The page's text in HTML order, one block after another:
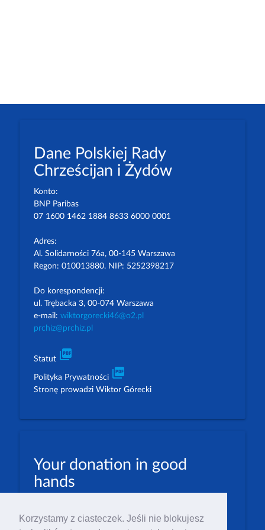
Korzystamy z ciasteczek. Jeśli nie blokujesz
Dane Polskiej Rady
Chrześcijan i Żydów
Konto:
BNP Paribas
07 1600 1462 1884 8633 6000 0001
Adres:
Al. Solidarności 76a, 00-145 Warszawa
Regon: 010013880. NIP: 5252398217
Do korespondencji:
ul. Trębacka 3, 00-074 Warszawa
e-mail: wiktorgorecki46@o2.pl
prchiz@prchiz.pl
Statut picture_as_pdf
Polityka Prywatności picture_as_pdf
Stronę prowadzi Wiktor Górecki
Your donation in good
hands
EUR: 23 1600 1462 1884 8633 6000 0004